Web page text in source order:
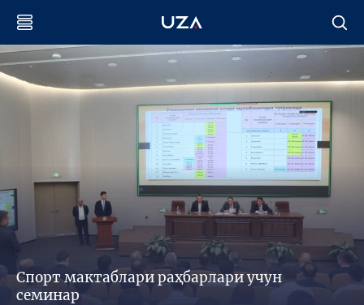
Спорт мактаблари раҳбарлари учун
семинар